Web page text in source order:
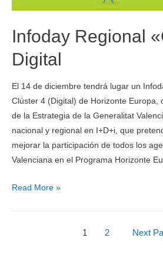
Infoday Regional
Digital
El 14 de diciembre tendrá lugar un
Clúster 4 (Digital) de Horizonte Europa,
de la Estrategia de la Generalitat
nacional y regional en I+D+i, que
mejorar la participación de todos los
Valenciana en el Programa Horizonte
Read More »
1 2 Next